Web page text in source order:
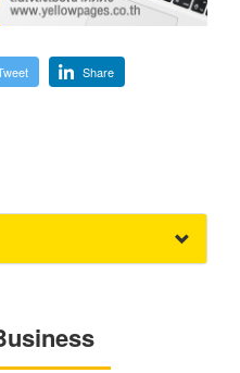
Share